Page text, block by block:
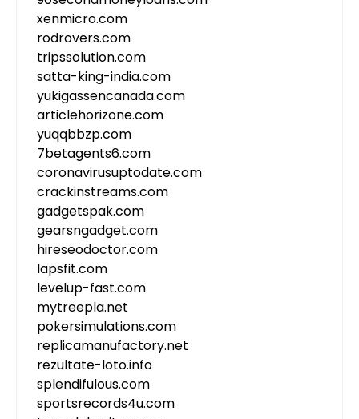
xenmicro.com
rodrovers.com
tripssolution.com
satta-king-india.com
yukigassencanada.com
articlehorizone.com
yuqqbbzp.com
7betagents6.com
coronavirusuptodate.com
crackinstreams.com
gadgetspak.com
gearsngadget.com
hireseodoctor.com
lapsfit.com
levelup-fast.com
mytreepla.net
pokersimulations.com
replicamanufactory.net
rezultate-loto.info
splendifulous.com
sportsrecords4u.com